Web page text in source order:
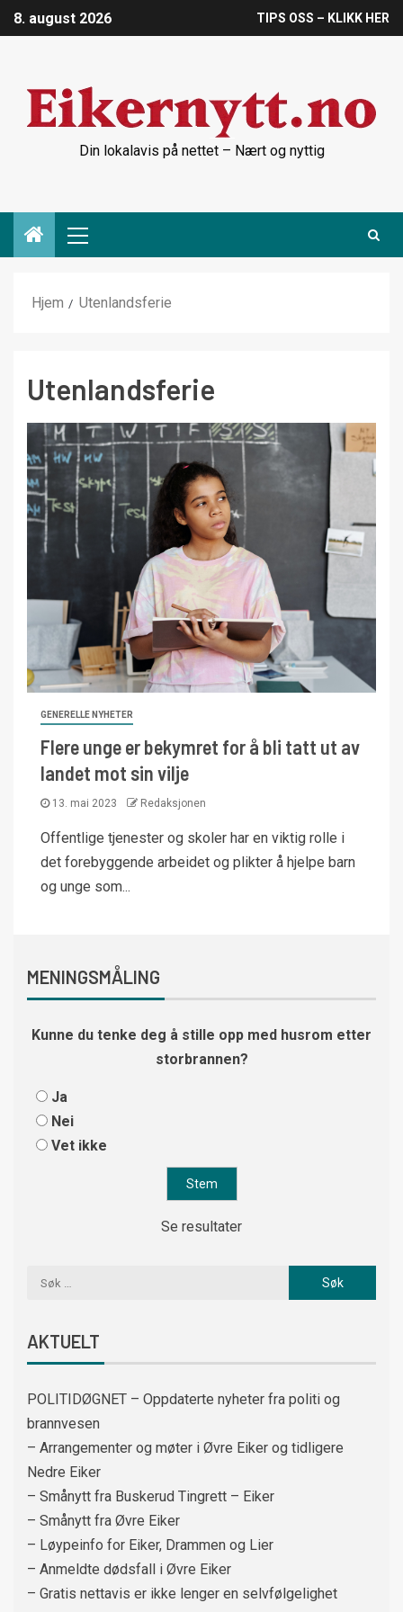
8. august 2026 TIPS OSS – KLIKK HER
Din lokalavis på nettet – Nært og nyttig
Hjem Utenlandsferie
Utenlandsferie
GENERELLE NYHETER
Flere unge er bekymret for å bli tatt ut av
landet mot sin vilje
13. mai 2023 Redaksjonen
Offentlige tjenester og skoler har en viktig rolle i
det forebyggende arbeidet og plikter å hjelpe barn
og unge som...
MENINGSMÅLING
Kunne du tenke deg å stille opp med husrom etter
storbrannen?
Ja
Nei
Vet ikke
Se resultater
AKTUELT
POLITIDØGNET – Oppdaterte nyheter fra politi og
brannvesen
– Arrangementer og møter i Øvre Eiker og tidligere
Nedre Eiker
– Smånytt fra Buskerud Tingrett – Eiker
– Smånytt fra Øvre Eiker
– Løypeinfo for Eiker, Drammen og Lier
– Anmeldte dødsfall i Øvre Eiker
– Gratis nettavis er ikke lenger en selvfølgelighet